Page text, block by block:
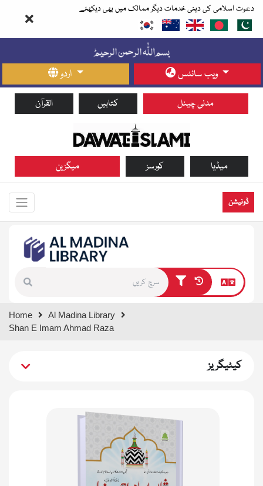
دعوت اسلامی کی دینی خدمات دیگر ممالک میں بھی دیکھئے
اردو ویب سائٹس
القرآن کتابیں مدنی چینل
میگزین کورسز میڈیا
ڈونیشن
results.
Home
Al Madina Library
Shan E Imam Ahmad Raza
کیٹیگریز